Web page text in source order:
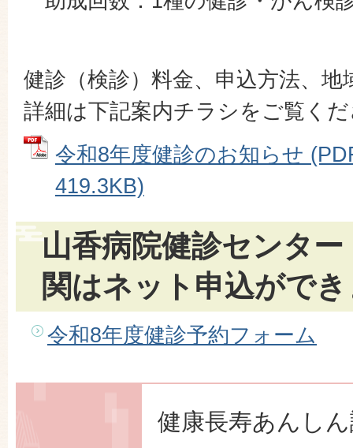
健診（検診）料金、申込方法、地
詳細は下記案内チラシをご覧く
令和8年度健診のお知らせ
419.3KB)
山香病院健診センタ
関はネット申込がで
令和8年度健診予約フォーム
健康長寿あんし